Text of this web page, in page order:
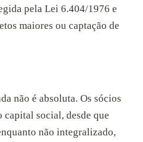
pela Lei 6.404/1976 e
maiores ou captação de
não é absoluta. Os sócios
social, desde que
não integralizado,